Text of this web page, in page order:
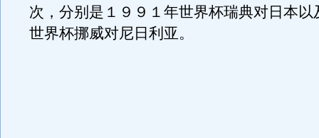
次，分别是１９９１年世界杯瑞典对日本以
世界杯挪威对尼日利亚。